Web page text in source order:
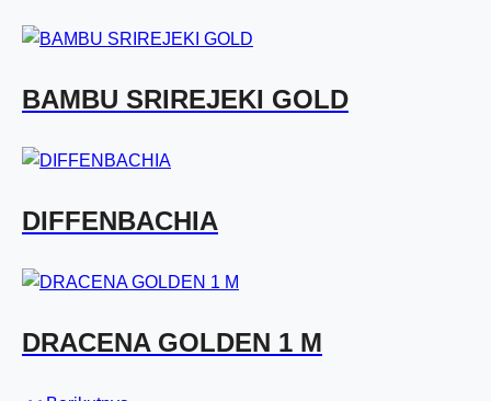
BAMBU SRIREJEKI GOLD
DIFFENBACHIA
DRACENA GOLDEN 1 M